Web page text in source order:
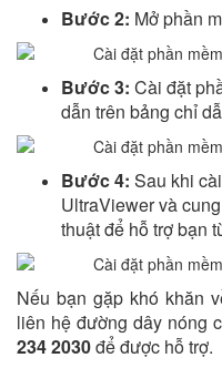
Bước 2: Mở phần
Bước 3: Cài đặt
dẫn trên bảng chỉ
Bước 4: Sau khi
UltraViewer và
thuật để hỗ trợ bạn
Nếu bạn gặp khó khăn
liên hệ đường dây nóng
234 2030để được hỗ trợ.